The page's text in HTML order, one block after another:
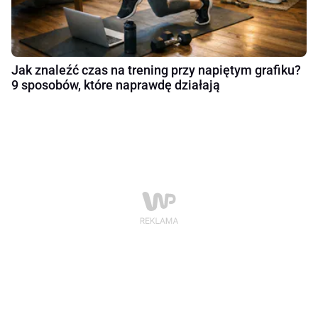
Jak znaleźć czas na trening przy napiętym grafiku?
9 sposobów, które naprawdę działają